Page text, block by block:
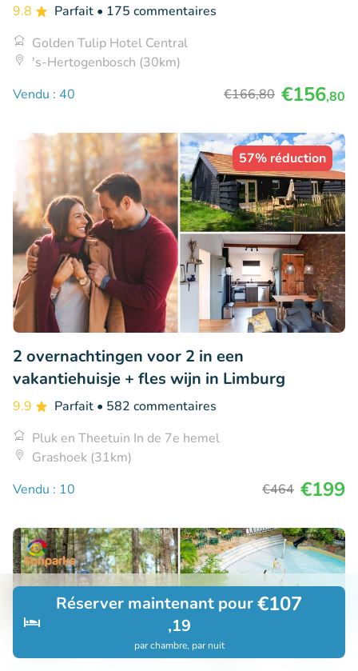
Rechercher Réservations
Réserver maintenant pour€107
,19
par chambre, par nuit
9.8 Parfait • 175 commentaires
Golden Tulip Hotel Central
's-Hertogenbosch (30km)
Vendu : 40
€166,80 €156,80
57% réduction
2 overnachtingen voor 2 in een
vakantiehuisje + fles wijn in Limburg
9.9 Parfait • 582 commentaires
Pluk en Theetuin In de 7e hemel
Grashoek (31km)
Vendu : 10
€464 €199